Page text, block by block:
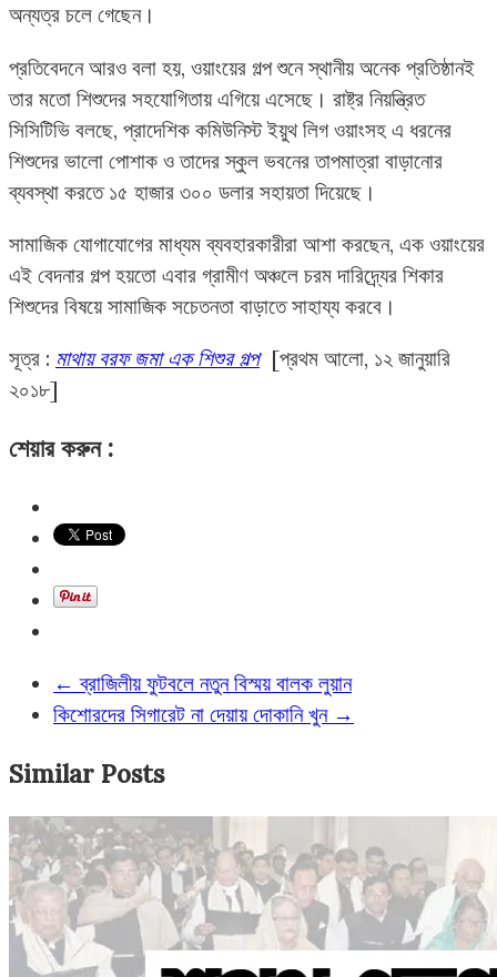
অন্যত্র চলে গেছেন।
প্রতিবেদনে আরও বলা হয়, ওয়াংয়ের গল্প শুনে স্থানীয় অনেক প্রতিষ্ঠানই
তার মতো শিশুদের সহযোগিতায় এগিয়ে এসেছে। রাষ্ট্র নিয়ন্ত্রিত
সিসিটিভি বলছে, প্রাদেশিক কমিউনিস্ট ইয়ুথ লিগ ওয়াংসহ এ ধরনের
শিশুদের ভালো পোশাক ও তাদের স্কুল ভবনের তাপমাত্রা বাড়ানোর
ব্যবস্থা করতে ১৫ হাজার ৩০০ ডলার সহায়তা দিয়েছে।
সামাজিক যোগাযোগের মাধ্যম ব্যবহারকারীরা আশা করছেন, এক ওয়াংয়ের
এই বেদনার গল্প হয়তো এবার গ্রামীণ অঞ্চলে চরম দারিদ্র্যের শিকার
শিশুদের বিষয়ে সামাজিক সচেতনতা বাড়াতে সাহায্য করবে।
সূত্র : মাথায় বরফ জমা এক শিশুর গল্প[প্রথম আলো, ১২ জানুয়ারি
২০১৮]
শেয়ার করুন :
← ব্রাজিলীয় ফুটবলে নতুন বিস্ময় বালক লুয়ান
কিশোরদের সিগারেট না দেয়ায় দোকানি খুন →
Similar Posts